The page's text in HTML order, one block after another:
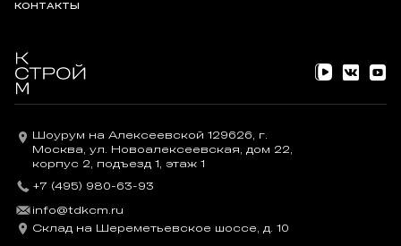
КОНТАКТЫ
Шоурум на Алексеевской 129626, г.
Москва, ул. Новоалексеевская, дом 22,
корпус 2, подъезд 1, этаж 1
+7 (495) 980-63-93
info@tdkcm.ru
Склад на Шереметьевское шоссе, д. 10